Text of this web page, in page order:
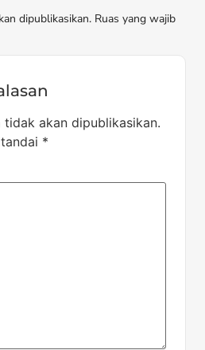
dipublikasikan. Ruas yang wajib
tidak akan dipublikasikan.
*